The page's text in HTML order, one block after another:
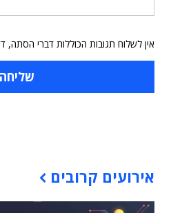
אין לשלוח תגובות הכוללות דברי הסתה,
אירועים קרובים